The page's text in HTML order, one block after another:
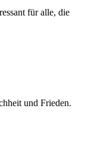
für alle, die
und Frieden.